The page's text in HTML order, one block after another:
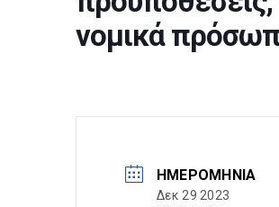
νομικά
ΗΜΕΡΟΜΗΝΊΑ
Δεκ 29 2023